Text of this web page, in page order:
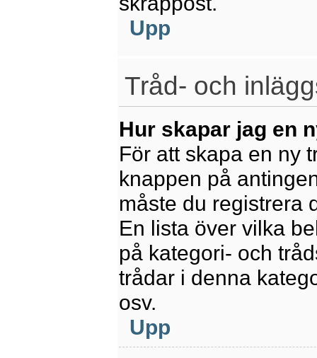
Upp
Tråd- och
Hur skapar jag en
För att skapa en ny
knappen på
måste du registrera
En lista över vilka
på kategori- och
trådar i denna
osv.
Upp